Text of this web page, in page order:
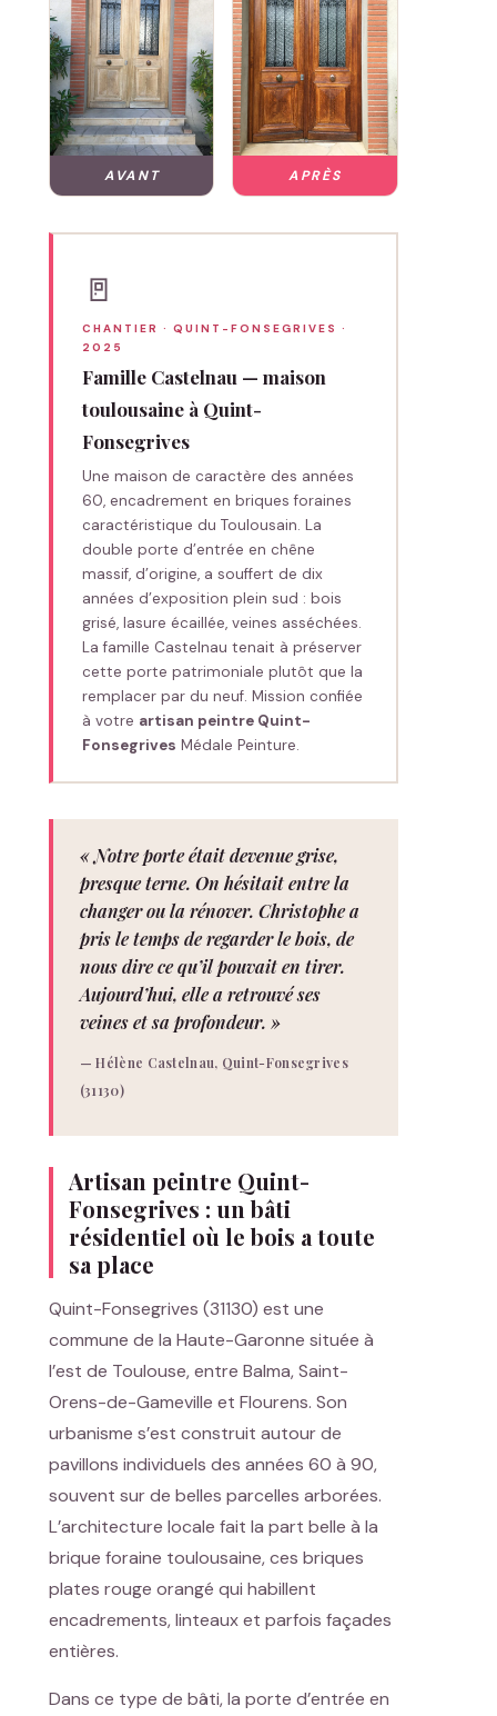
AVANT APRÈS
🚪
CHANTIER · QUINT-FONSEGRIVES ·
2025
Famille Castelnau — maison
toulousaine à Quint-
Fonsegrives
Une maison de caractère des années
60, encadrement en briques foraines
caractéristique du Toulousain. La
double porte d’entrée en chêne
massif, d’origine, a souffert de dix
années d’exposition plein sud : bois
grisé, lasure écaillée, veines asséchées.
La famille Castelnau tenait à préserver
cette porte patrimoniale plutôt que la
remplacer par du neuf. Mission confiée
à votre artisan peintre Quint-
Fonsegrives Médale Peinture.
« Notre porte était devenue grise,
presque terne. On hésitait entre la
changer ou la rénover. Christophe a
pris le temps de regarder le bois, de
nous dire ce qu’il pouvait en tirer.
Aujourd’hui, elle a retrouvé ses
veines et sa profondeur. »
— Hélène Castelnau, Quint-Fonsegrives
(31130)
Artisan peintre Quint-
Fonsegrives : un bâti
résidentiel où le bois a toute
sa place
Quint-Fonsegrives (31130) est une
commune de la Haute-Garonne située à
l’est de Toulouse, entre Balma, Saint-
Orens-de-Gameville et Flourens. Son
urbanisme s’est construit autour de
pavillons individuels des années 60 à 90,
souvent sur de belles parcelles arborées.
L’architecture locale fait la part belle à la
brique foraine toulousaine, ces briques
plates rouge orangé qui habillent
encadrements, linteaux et parfois façades
entières.
Dans ce type de bâti, la porte d’entrée en